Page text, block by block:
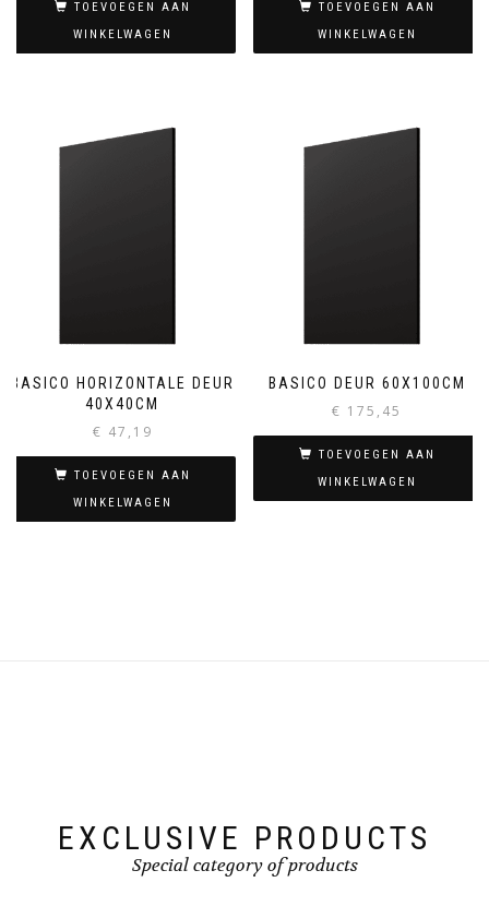
TOEVOEGEN AAN
WINKELWAGEN
TOEVOEGEN AAN
WINKELWAGEN
BASICO HORIZONTALE DEUR
40X40CM
€ 47,19
TOEVOEGEN AAN
WINKELWAGEN
BASICO DEUR 60X100CM
€ 175,45
TOEVOEGEN AAN
WINKELWAGEN
EXCLUSIVE PRODUCTS
Special category of products